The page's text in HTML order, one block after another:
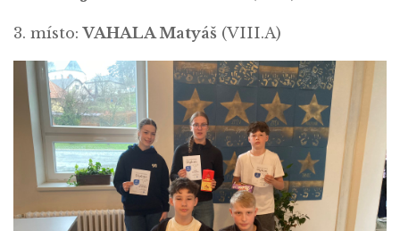
3. místo:VAHALA Matyáš (VIII.A)